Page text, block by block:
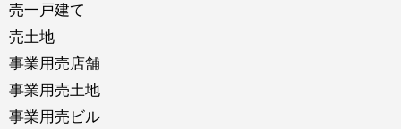
売一戸建て
売土地
事業用売店舗
事業用売土地
事業用売ビル